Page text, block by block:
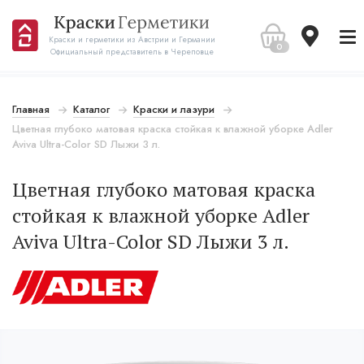
Краски и герметики из Австрии и Германии
Официальный представитель в Череповце
0
Главная Каталог
Краски и лазури
Цветная глубоко матовая краска стойкая к влажной уборке Adler
Aviva Ultra-Color SD Лыжи 3 л.
Цветная глубоко матовая краска
стойкая к влажной уборке Adler
Aviva Ultra-Color SD Лыжи 3 л.